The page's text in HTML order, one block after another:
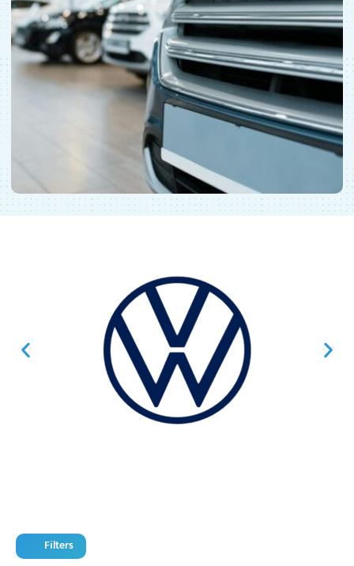
Filters